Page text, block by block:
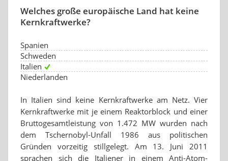
Welches große europäische Land hat keine
Kernkraftwerke?
Spanien
Schweden
Italien
Niederlanden
In Italien sind keine Kernkraftwerke am Netz. Vier
Kernkraftwerke mit je einem Reaktorblock und einer
Bruttogesamtleistung von 1.472 MW wurden nach
dem Tschernobyl-Unfall 1986 aus politischen
Gründen vorzeitig stillgelegt. Am 13. Juni 2011
sprachen sich die Italiener in einem Anti-Atom-